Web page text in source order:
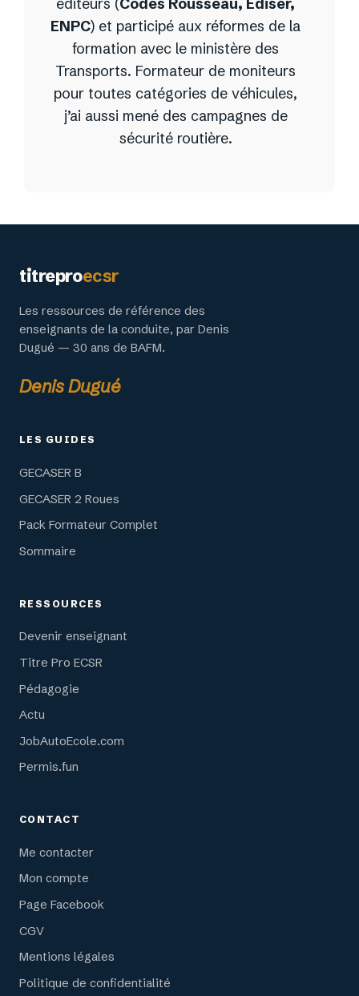
ENPC) et participé aux réformes de la
formation avec le ministère des
Transports. Formateur de moniteurs
pour toutes catégories de véhicules,
j’ai aussi mené des campagnes de
sécurité routière.
titreproecsr
Les ressources de référence des
enseignants de la conduite, par Denis
Dugué — 30 ans de BAFM.
Denis Dugué
LES GUIDES
GECASER B
GECASER 2 Roues
Pack Formateur Complet
Sommaire
RESSOURCES
Devenir enseignant
Titre Pro ECSR
Pédagogie
Actu
JobAutoEcole.com
Permis.fun
CONTACT
Me contacter
Mon compte
Page Facebook
CGV
Mentions légales
Politique de confidentialité